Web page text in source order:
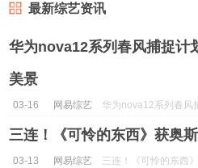
最新综艺资讯
华为nova12系列春风捕捉计
美景
03-16 网易综艺
华为nova12系列春风
用镜头记录春天无限
三连！《可怜的东西》获奥
03-13 网易综艺
三连！《可怜的东西